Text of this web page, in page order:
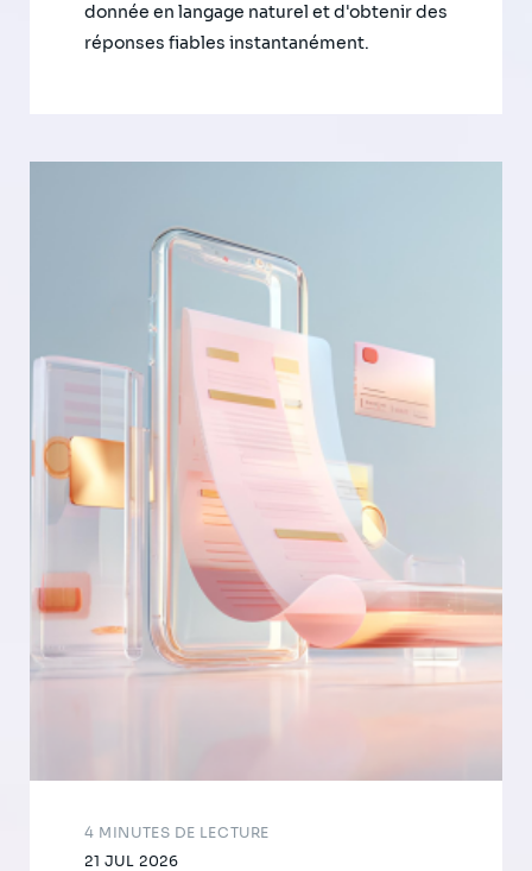
donnée en langage naturel et d'obtenir des
réponses fiables instantanément.
21 JUL 2026
4 MINUTES DE LECTURE